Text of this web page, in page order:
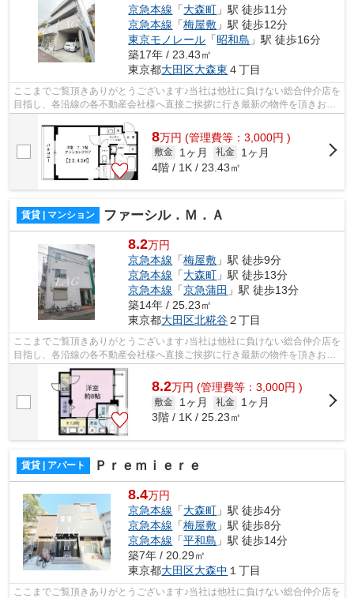
京急本線 「大森町 」駅 徒歩11分
京急本線 「梅屋敷 」駅 徒歩12分
東京モノレール 「昭和島 」駅 徒歩16分
築17年 / 23.43㎡
東京都大田区大森東 ４丁目
ここまでご覧頂きありがとうございます♪当社は他社に負けない総合仲介店を
目指し、各沿線の各不動産会社様へ直接ご挨拶に行き最新の物件を頂きお客
8万円 (管理費等：3,000円 )
敷金 1ヶ月 礼金
1ヶ月
4階 / 1K / 23.43㎡
賃貸 | マンション ファーシル．Ｍ．Ａ
8.2万円
京急本線 「梅屋敷 」駅 徒歩9分
京急本線 「大森町 」駅 徒歩13分
京急本線 「京急蒲田 」駅 徒歩13分
築14年 / 25.23㎡
東京都大田区北糀谷２丁目
ここまでご覧頂きありがとうございます♪当社は他社に負けない総合仲介店を
目指し、各沿線の各不動産会社様へ直接ご挨拶に行き最新の物件を頂きお客
様へ提供しております！最新の情報は...
8.2万円 (管理費等：3,000円 )
敷金 1ヶ月 礼金
1ヶ月
3階 / 1K / 25.23㎡
賃貸 | アパート Ｐｒｅｍｉｅｒｅ
8.4万円
京急本線 「大森町 」駅 徒歩4分
京急本線 「梅屋敷 」駅 徒歩8分
京急本線 「平和島 」駅 徒歩14分
築7年 / 20.29㎡
東京都大田区大森中 １丁目
ここまでご覧頂きありがとうございます♪当社は他社に負けない総合仲介店を